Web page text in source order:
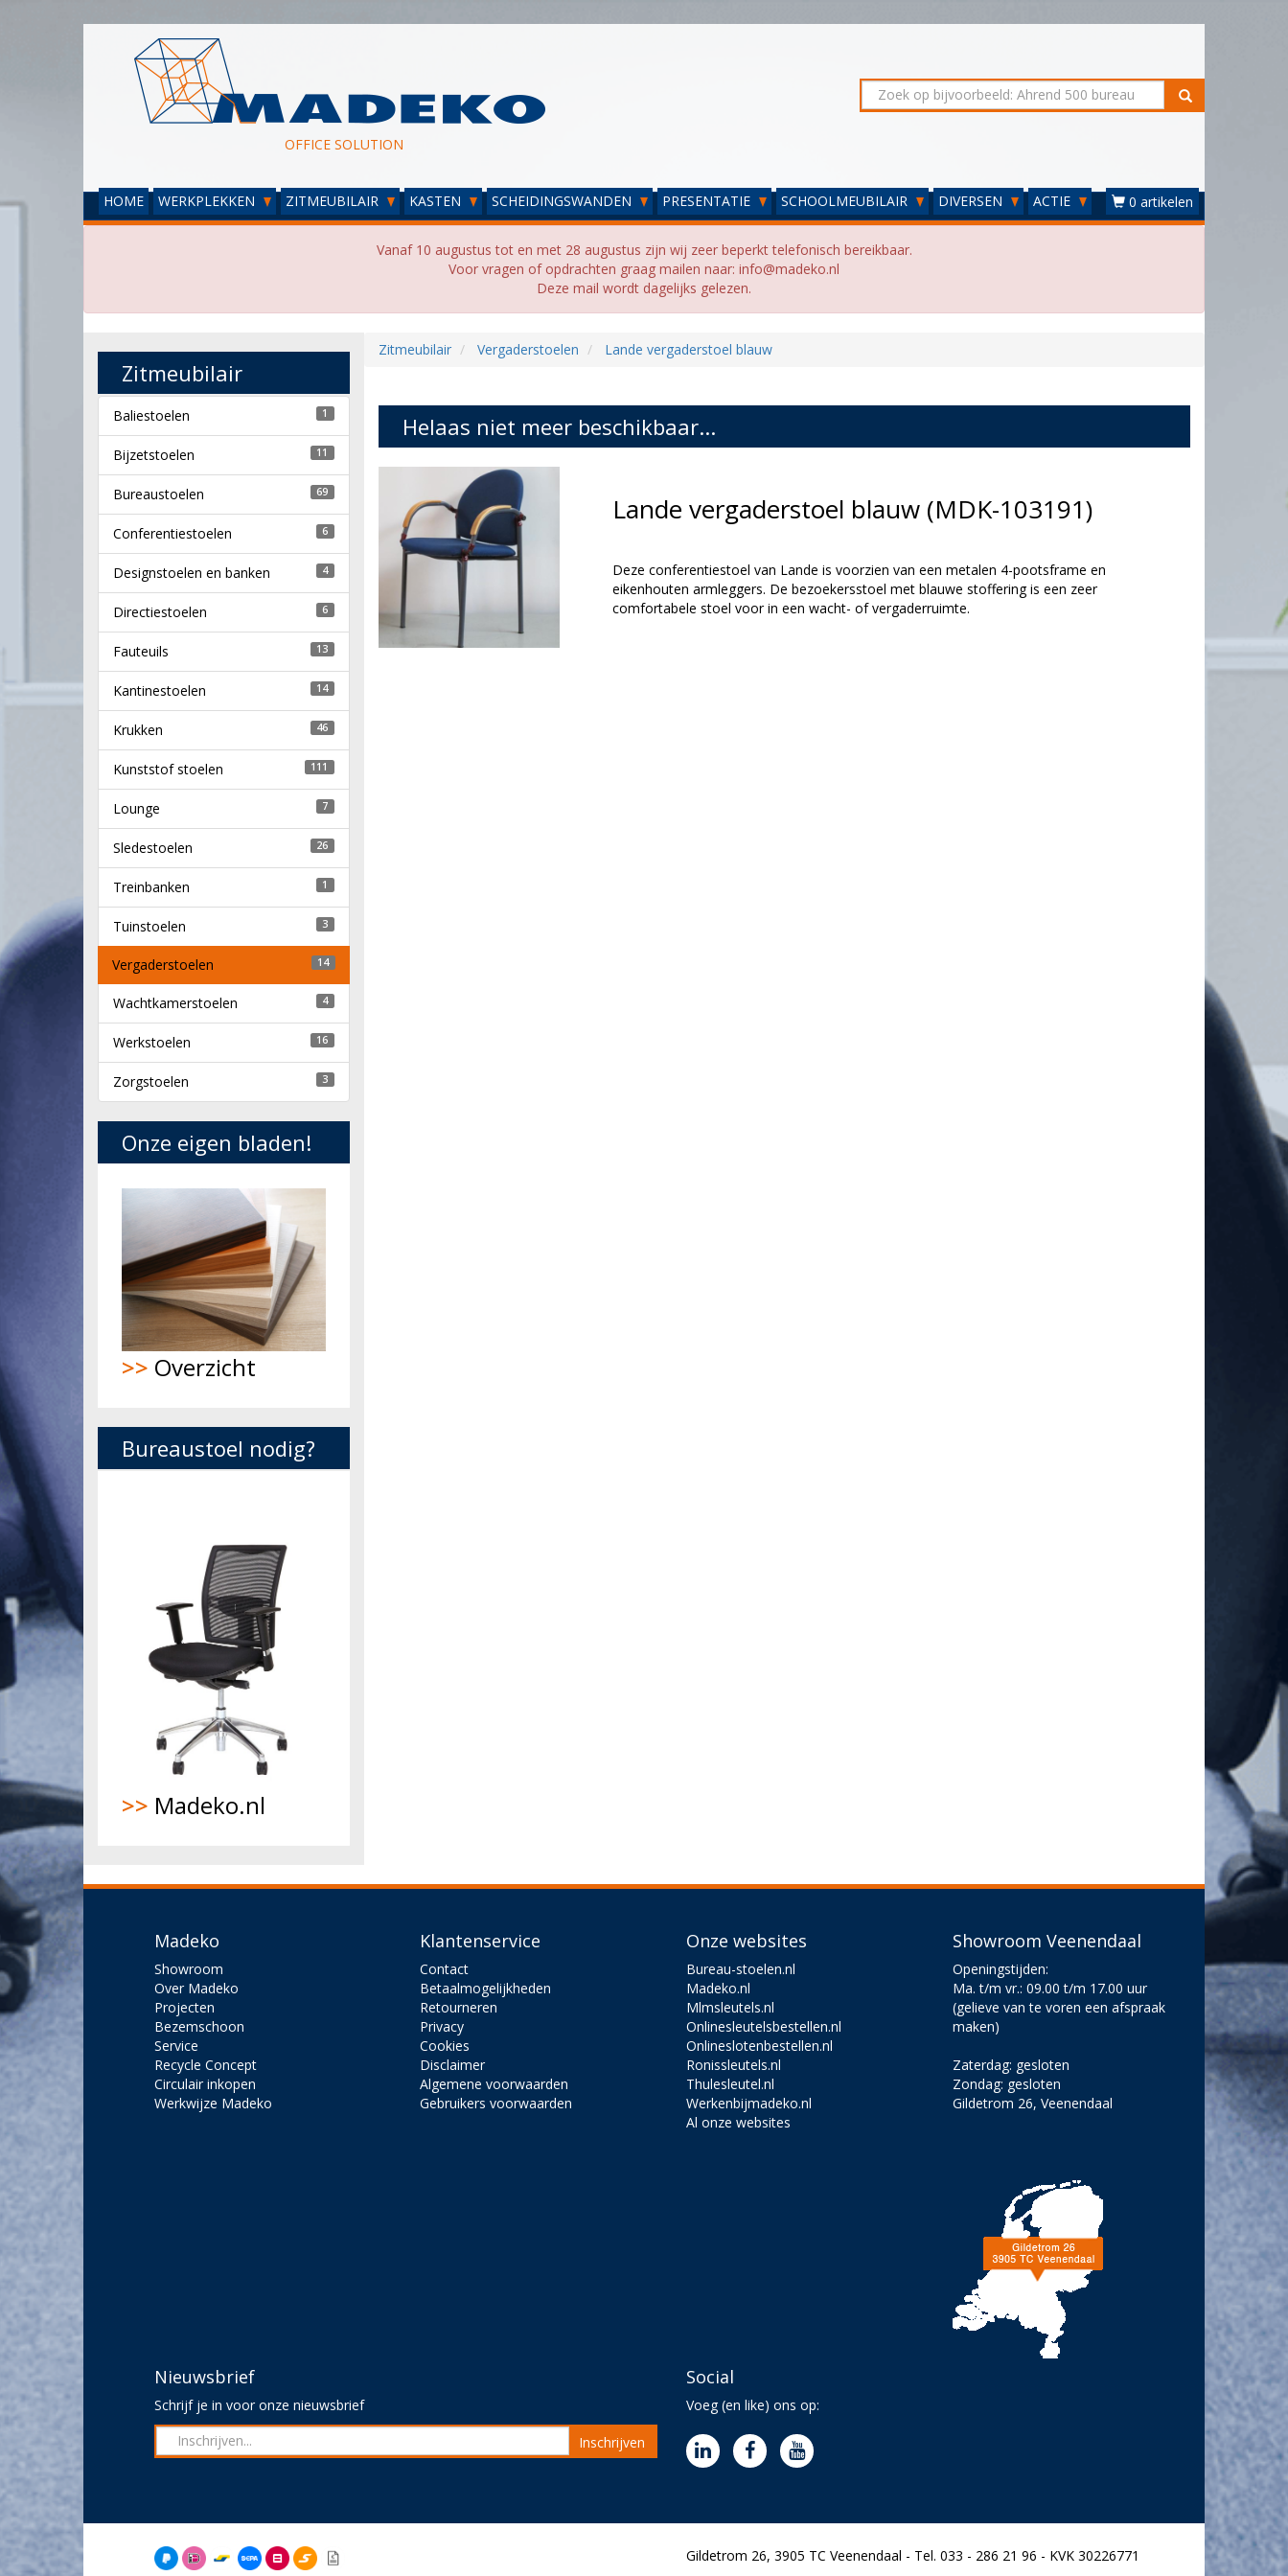
OFFICE SOLUTION
HOME WERKPLEKKEN ZITMEUBILAIR KASTEN SCHEIDINGSWANDEN PRESENTATIE SCHOOLMEUBILAIR DIVERSEN ACTIE 0 artikelen
Vanaf 10 augustus tot en met 28 augustus zijn wij zeer beperkt telefonisch bereikbaar.
Voor vragen of opdrachten graag mailen naar: info@madeko.nl
Deze mail wordt dagelijks gelezen.
Zitmeubilair Vergaderstoelen Lande vergaderstoel blauw
Helaas niet meer beschikbaar...
Lande vergaderstoel blauw (MDK-103191)
Deze conferentiestoel van Lande is voorzien van een metalen 4-pootsframe en
eikenhouten armleggers. De bezoekersstoel met blauwe stoffering is een zeer
comfortabele stoel voor in een wacht- of vergaderruimte.
Zitmeubilair
Baliestoelen 1
Bijzetstoelen 11
Bureaustoelen 69
Conferentiestoelen 6
Designstoelen en banken 4
Directiestoelen 6
Fauteuils 13
Kantinestoelen 14
Krukken 46
Kunststof stoelen 111
Lounge 7
Sledestoelen 26
Treinbanken 1
Tuinstoelen 3
Vergaderstoelen 14
Wachtkamerstoelen 4
Werkstoelen 16
Zorgstoelen 3
Onze eigen bladen!
>> Overzicht
Bureaustoel nodig?
>> Madeko.nl
Madeko
Showroom
Over Madeko
Projecten
Bezemschoon
Service
Recycle Concept
Circulair inkopen
Werkwijze Madeko
Klantenservice
Contact
Betaalmogelijkheden
Retourneren
Privacy
Cookies
Disclaimer
Algemene voorwaarden
Gebruikers voorwaarden
Onze websites
Bureau-stoelen.nl
Madeko.nl
Mlmsleutels.nl
Onlinesleutelsbestellen.nl
Onlineslotenbestellen.nl
Ronissleutels.nl
Thulesleutel.nl
Werkenbijmadeko.nl
Al onze websites
Showroom Veenendaal
Openingstijden:
Ma. t/m vr.: 09.00 t/m 17.00 uur
(gelieve van te voren een afspraak
maken)
Zaterdag: gesloten
Zondag: gesloten
Gildetrom 26, Veenendaal
Nieuwsbrief
Schrijf je in voor onze nieuwsbrief
Inschrijven
Social
Voeg (en like) ons op:
Gildetrom 26, 3905 TC Veenendaal - Tel. 033 - 286 21 96 - KVK 30226771